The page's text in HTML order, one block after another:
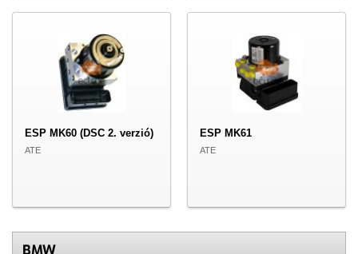
ESP MK60 (DSC 2. verzió)
ATE
ESP MK61
ATE